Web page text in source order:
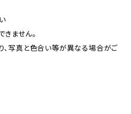
ません。
、写真と色合い等が異なる場合がご